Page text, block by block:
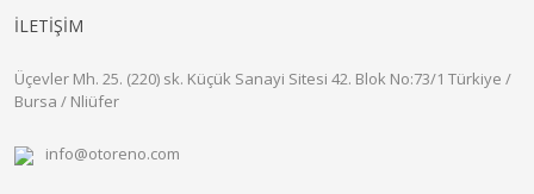
İLETİŞİM
Üçevler Mh. 25. (220) sk. Küçük Sanayi Sitesi 42. Blok No:73/1 Türkiye /
Bursa / Nliüfer
info@otoreno.com